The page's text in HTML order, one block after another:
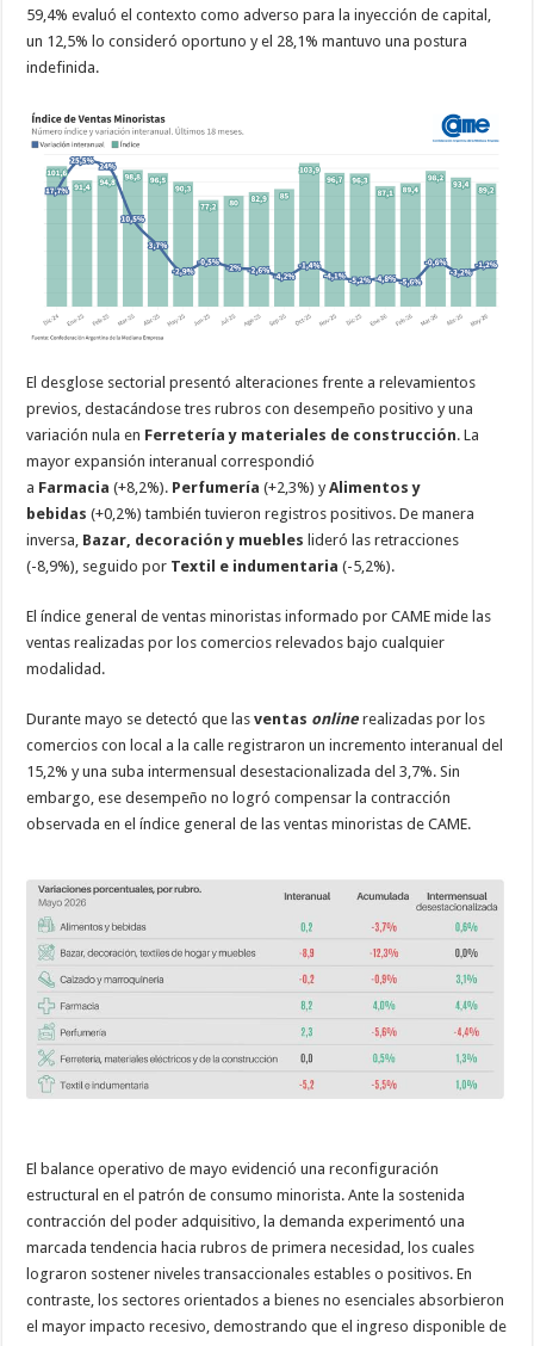
59,4% evaluó el contexto como adverso para la inyección de capital,
un 12,5% lo consideró oportuno y el 28,1% mantuvo una postura
indefinida.
El desglose sectorial presentó alteraciones frente a relevamientos
previos, destacándose tres rubros con desempeño positivo y una
variación nula en Ferretería y materiales de construcción. La
mayor expansión interanual correspondió
a Farmacia (+8,2%). Perfumería (+2,3%) yAlimentos y
bebidas (+0,2%) también tuvieron registros positivos. De manera
inversa, Bazar, decoración y muebles lideró las retracciones
(-8,9%), seguido por Textil e indumentaria (-5,2%).
El índice general de ventas minoristas informado por CAME mide las
ventas realizadas por los comercios relevados bajo cualquier
modalidad.
Durante mayo se detectó que lasventas online realizadas por los
comercios con local a la calle registraron un incremento interanual del
15,2% y una suba intermensual desestacionalizada del 3,7%. Sin
embargo, ese desempeño no logró compensar la contracción
observada en el índice general de las ventas minoristas de CAME.
El balance operativo de mayo evidenció una reconfiguración
estructural en el patrón de consumo minorista. Ante la sostenida
contracción del poder adquisitivo, la demanda experimentó una
marcada tendencia hacia rubros de primera necesidad, los cuales
lograron sostener niveles transaccionales estables o positivos. En
contraste, los sectores orientados a bienes no esenciales absorbieron
el mayor impacto recesivo, demostrando que el ingreso disponible de